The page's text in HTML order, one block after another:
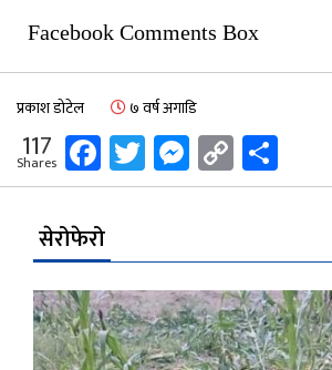
Facebook Comments Box
प्रकाश डोटेल ७ वर्ष अगाडि
117
Shares Facebook
Twitter
Messenger
Copy
Link
सेरोफेरो